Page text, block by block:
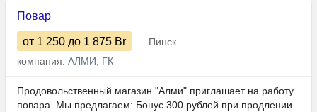
Повар
от 1 250 до 1 875 Br
Пинск
компания: АЛМИ, ГК
Продовольственный магазин "Алми" приглашает на работу
повара. Мы предлагаем: Бонус 300 рублей при продлении